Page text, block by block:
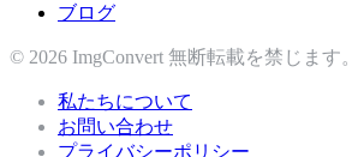
ブログ
© 2026 ImgConvert 無断転載を禁じます。
私たちについて
お問い合わせ
プライバシーポリシー